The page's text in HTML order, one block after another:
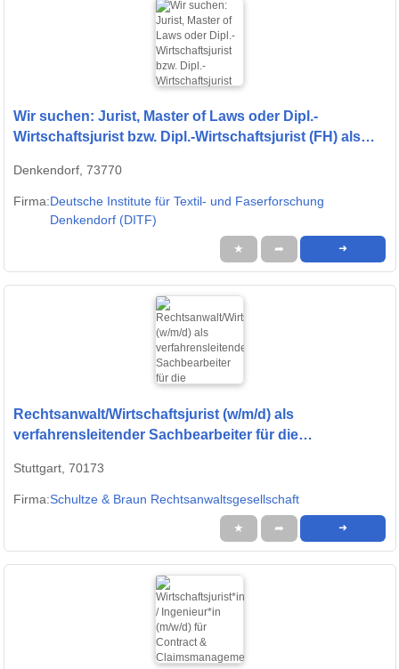
Wir suchen: Jurist, Master of Laws oder Dipl.-
Wirtschaftsjurist bzw. Dipl.-Wirtschaftsjurist (FH) als
Denkendorf, 73770
Firma:Deutsche Institute für Textil- und Faserforschung
Denkendorf (DITF)
★ ➦ ➜
Rechtsanwalt/Wirtschaftsjurist (w/m/d) als
verfahrensleitender Sachbearbeiter für die
Stuttgart, 70173
Firma:Schultze & Braun Rechtsanwaltsgesellschaft
★ ➦ ➜